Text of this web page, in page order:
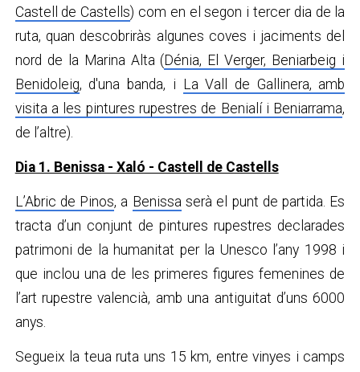
Castell de Castells) com en el segon i tercer dia de la
ruta, quan descobriràs algunes coves i jaciments del
nord de la Marina Alta (Dénia, El Verger, Beniarbeig i
Benidoleig, d'una banda, i La Vall de Gallinera, amb
visita a les pintures rupestres de Benialí i Beniarrama,
de l’altre).
Dia 1. Benissa - Xaló - Castell de Castells
L’Abric de Pinos, a Benissa serà el punt de partida. Es
tracta d’un conjunt de pintures rupestres declarades
patrimoni de la humanitat per la Unesco l’any 1998 i
que inclou una de les primeres figures femenines de
l’art rupestre valencià, amb una antiguitat d’uns 6000
anys.
Segueix la teua ruta uns 15 km, entre vinyes i camps